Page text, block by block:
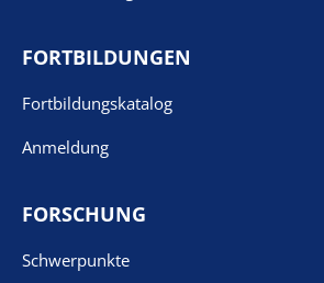
FORTBILDUNGEN
Fortbildungskatalog
Anmeldung
FORSCHUNG
Schwerpunkte